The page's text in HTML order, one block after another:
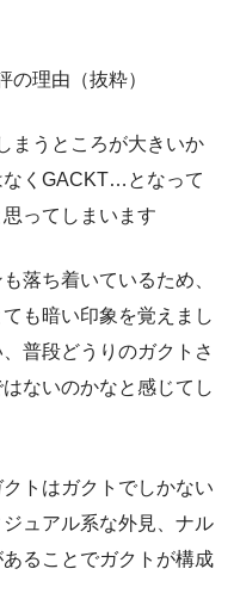
理由（抜粋）
まうところが大きいか
なくGACKT…となって
ってしまいます
落ち着いているため、
も暗い印象を覚えまし
普段どうりのガクトさ
ないのかなと感じてし
トはガクトでしかない
ュアル系な外見、ナル
ることでガクトが構成